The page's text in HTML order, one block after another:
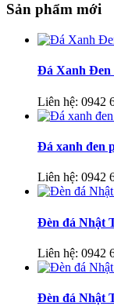
Sản phẩm mới
Đá Xanh Đen
Liên hệ: 0942
Đá xanh đen
Liên hệ: 0942
Đèn đá Nhật
Liên hệ: 0942
Đèn đá Nhật